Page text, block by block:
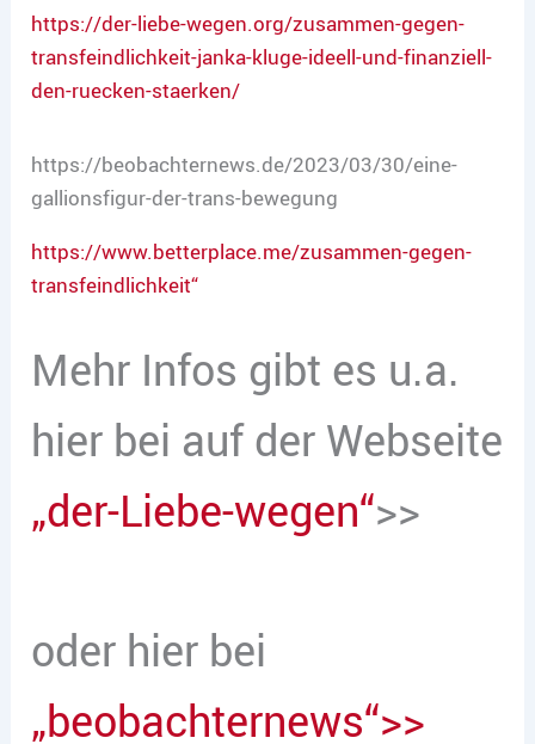
https://der-liebe-wegen.org/zusammen-gegen-
transfeindlichkeit-janka-kluge-ideell-und-finanziell-
den-ruecken-staerken/
https://beobachternews.de/2023/03/30/eine-
gallionsfigur-der-trans-bewegung
https://www.betterplace.me/zusammen-gegen-
transfeindlichkeit“
Mehr Infos gibt es u.a.
hier bei auf der Webseite
„der-Liebe-wegen“>>
oder hier bei
„beobachternews“>>